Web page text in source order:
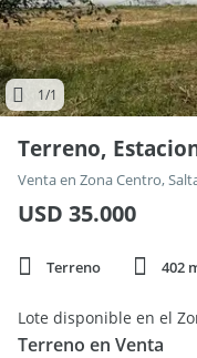
1/1
Terreno,
Venta en Zona Centro,
USD 35.000
Terreno 402
Lote disponible en el
Terreno en Venta